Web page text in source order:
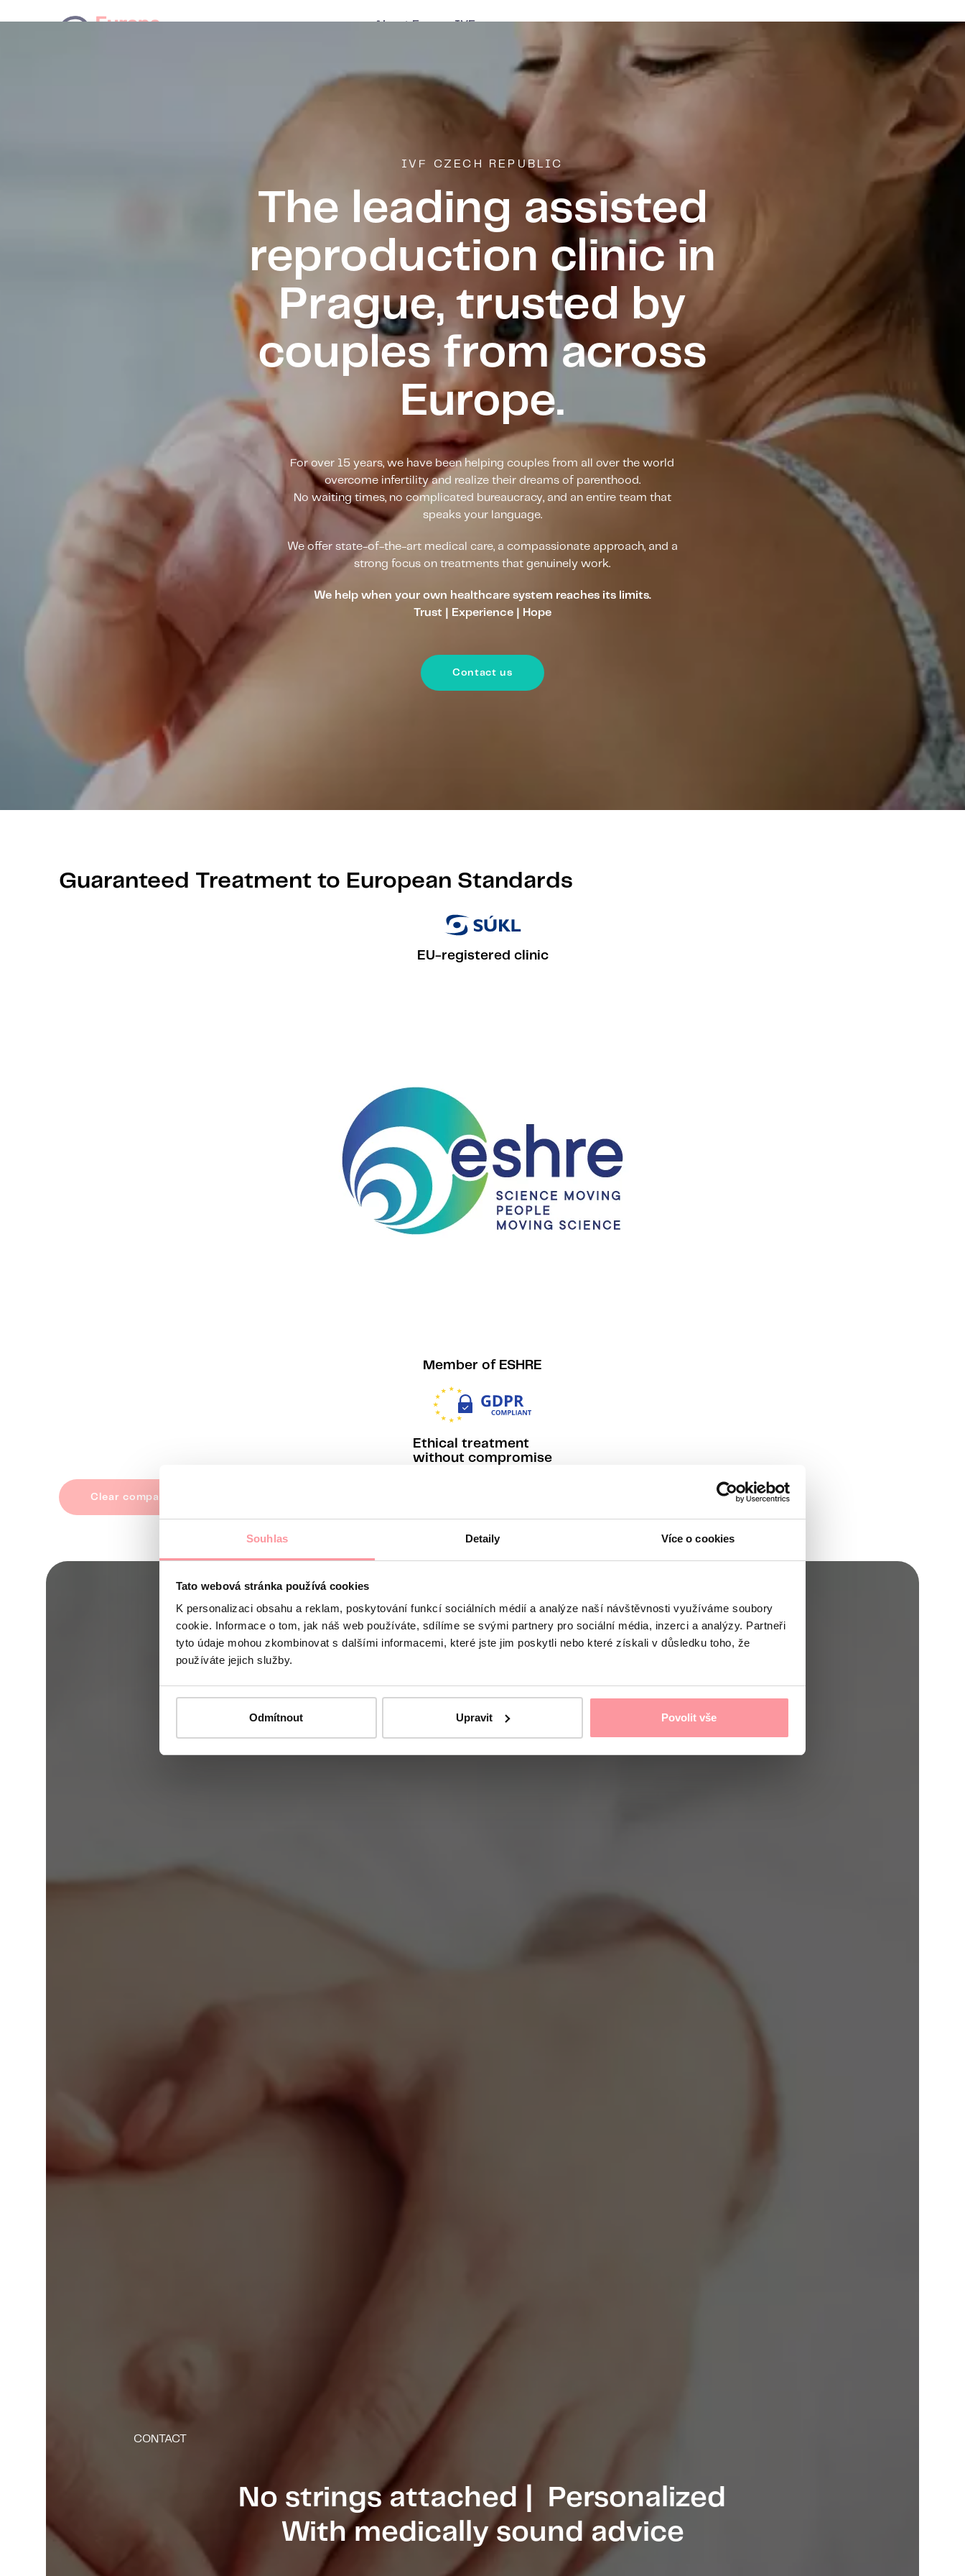
Souhlas Detaily Více o cookies
Tato webová stránka používá cookies
K personalizaci obsahu a reklam, poskytování funkcí sociálních médií a analýze naší návštěvnosti využíváme soubory
cookie. Informace o tom, jak náš web používáte, sdílíme se svými partnery pro sociální média, inzerci a analýzy. Partneři
tyto údaje mohou zkombinovat s dalšími informacemi, které jste jim poskytli nebo které získali v důsledku toho, že
používáte jejich služby.
Odmítnout Upravit Povolit vše
About Europe IVF
IVF in Prague, Czech Republic
IVF CZECH REPUBLIC
The leading assisted
reproduction clinic in
Prague, trusted by
couples from across
Europe.
For over 15 years, we have been helping couples from all over the world
overcome infertility and realize their dreams of parenthood.
No waiting times, no complicated bureaucracy, and an entire team that
speaks your language.
We offer state-of-the-art medical care, a compassionate approach, and a
strong focus on treatments that genuinely work.
We help when your own healthcare system reaches its limits.
Trust | Experience | Hope
Contact us
Guaranteed Treatment to European Standards
EU-registered clinic
Member of ESHRE
Ethical treatment
without compromise
Clear company principles
CONTACT
No strings attached | Personalized
With medically sound advice